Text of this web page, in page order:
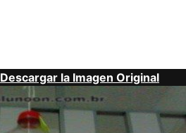
Descargar la Imagen Original